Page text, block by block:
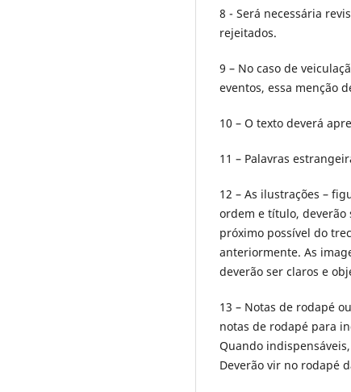
8 - Será necessária
rejeitados.
9 – No caso de
eventos, essa menção
10 – O texto deverá
11 – Palavras
12 – As ilustrações –
ordem e título, deverão
próximo possível do
anteriormente. As
deverão ser claros e
13 – Notas de rodapé
notas de rodapé para
Quando
Deverão vir no rodapé